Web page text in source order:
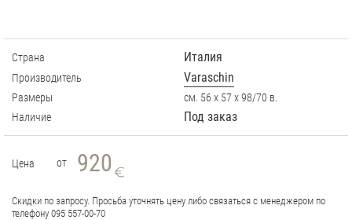
Страна Италия
Производитель Varaschin
Размеры
см. 56 х 57 х 98/70 в.
Наличие
Под заказ
Цена от 920
Скидки по запросу. Просьба уточнять цену либо связаться с менеджером по
телефону 095 557-00-70